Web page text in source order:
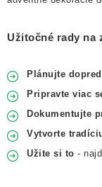
Užitočné rady na
Plánujte
Pripravte viac
Dokumentujte
Vytvorte
Užite si to -